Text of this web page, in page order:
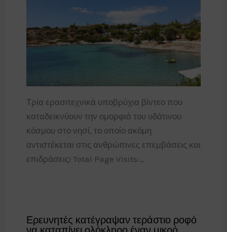
Τρία ερασιτεχνικά υποβρύχια βίντεο που
καταδεικνύουν την ομορφιά του υδάτινου
κόσμου στο νησί, το οποίο ακόμη
αντιστέκεται στις ανθρώπινες επεμβάσεις και
επιδράσεις! Total Page Visits:…
Ερευνητές κατέγραψαν τεράστιο ροφό